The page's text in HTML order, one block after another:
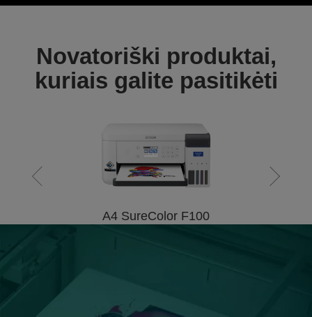
Novatoriški produktai,
kuriais galite pasitikėti
A4 SureColor F100